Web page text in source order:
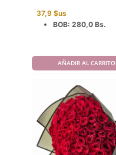
37,9 $us
BOB: 280,0 Bs.
AÑADIR AL CARRITO